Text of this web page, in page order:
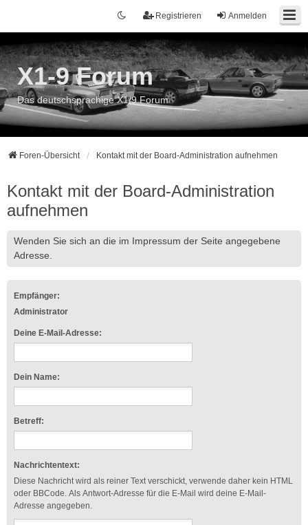
Anmelden
Registrieren
X1-9 Forum
Das deutschsprachige X1/9 Forum
Foren-Übersicht Kontakt mit der Board-Administration aufnehmen
Kontakt mit der Board-Administration
aufnehmen
Wenden Sie sich an die im Impressum der Seite angegebene
Adresse.
Empfänger:
Administrator
Deine E-Mail-Adresse:
Dein Name:
Betreff:
Nachrichtentext:
Diese Nachricht wird als reiner Text verschickt, verwende daher kein HTML
oder BBCode. Als Antwort-Adresse für die E-Mail wird deine E-Mail-
Adresse angegeben.